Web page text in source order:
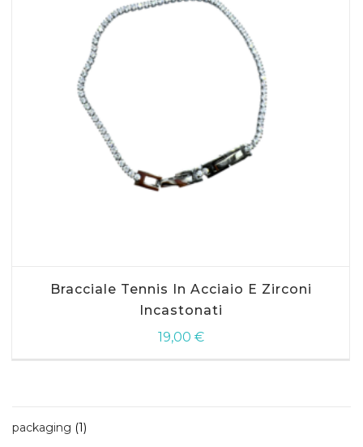
Bracciale Tennis In Acciaio E Zirconi
Incastonati
19,00 €
packaging 11